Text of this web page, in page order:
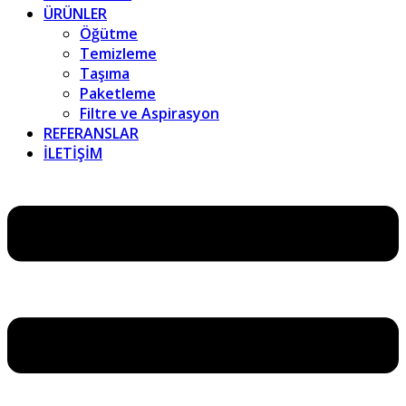
ÜRÜNLER
Öğütme
Temizleme
Taşıma
Paketleme
Filtre ve Aspirasyon
REFERANSLAR
İLETİŞİM